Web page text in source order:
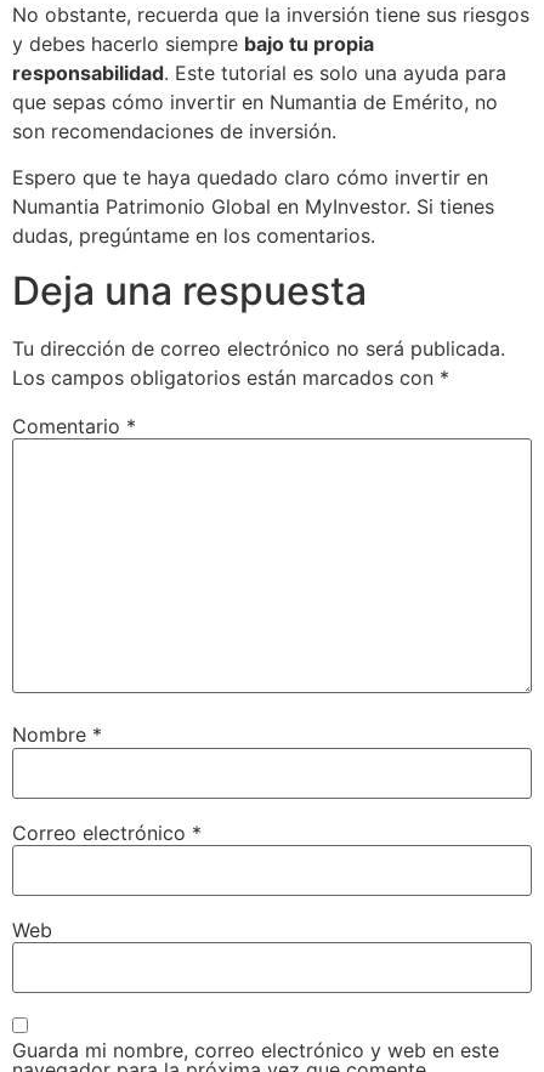
No obstante, recuerda que la inversión tiene sus riesgos
y debes hacerlo siempre bajo tu propia
responsabilidad. Este tutorial es solo una ayuda para
que sepas cómo invertir en Numantia de Emérito, no
son recomendaciones de inversión.
Espero que te haya quedado claro cómo invertir en
Numantia Patrimonio Global en MyInvestor. Si tienes
dudas, pregúntame en los comentarios.
Deja una respuesta
Tu dirección de correo electrónico no será publicada.
Los campos obligatorios están marcados con *
Comentario *
Nombre *
Correo electrónico *
Web
Guarda mi nombre, correo electrónico y web en este